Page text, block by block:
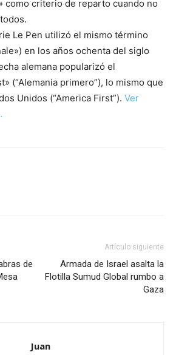
como criterio de reparto cuando no
Le Pen utilizó el mismo término
en los años ochenta del siglo
alemana popularizó el
(“Alemania primero”), lo mismo que
Unidos (“America First”). Ver
de
Artículo siguiente
Armada de Israel asalta la
Flotilla Sumud Global rumbo a
Gaza
Juan